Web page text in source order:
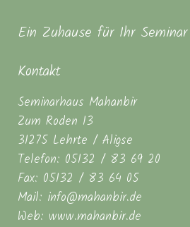
Ein Zuhause für Ihr Seminar
Kontakt
Seminarhaus Mahanbir
Zum Roden 13
31275 Lehrte / Aligse
Telefon: 05132 / 83 69 20
Fax: 05132 / 83 64 05
Mail: info@mahanbir.de
Web: www.mahanbir.de